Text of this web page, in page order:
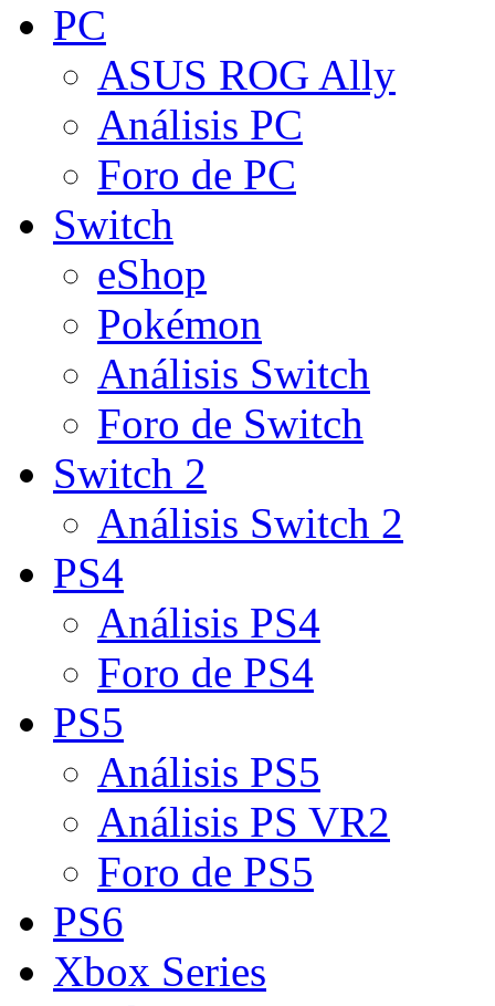
PC
ASUS ROG Ally
Análisis PC
Foro de PC
Switch
eShop
Pokémon
Análisis Switch
Foro de Switch
Switch 2
Análisis Switch 2
PS4
Análisis PS4
Foro de PS4
PS5
Análisis PS5
Análisis PS VR2
Foro de PS5
PS6
Xbox Series